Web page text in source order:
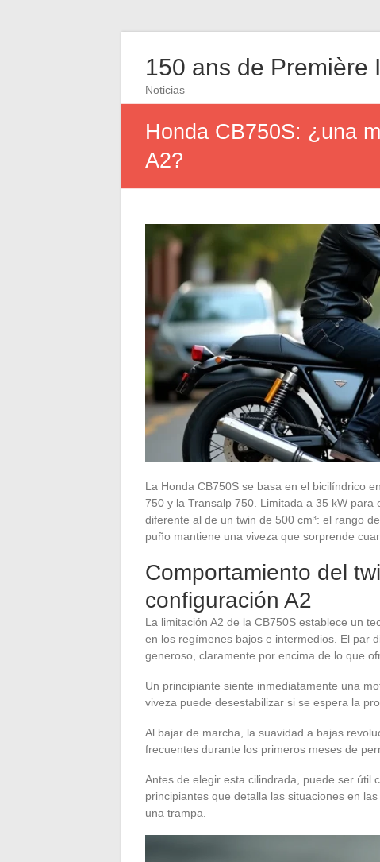
150 ans de Première
Noticias
Honda CB750S: ¿una
A2?
La Honda CB750S se basa en el bicilíndrico
750 y la Transalp 750. Limitada a 35 kW
diferente al de un twin de 500 cm³: el rango
puño mantiene una viveza que sorprende
Comportamiento del
configuración A2
La limitación A2 de la CB750S establece un
en los regímenes bajos e intermedios. El par
generoso, claramente por encima de lo que
Un principiante siente inmediatamente una
viveza puede desestabilizar si se espera la
Al bajar de marcha, la suavidad a bajas
frecuentes durante los primeros meses de
Antes de elegir esta cilindrada, puede ser útil
principiantes que detalla las situaciones en
una trampa.